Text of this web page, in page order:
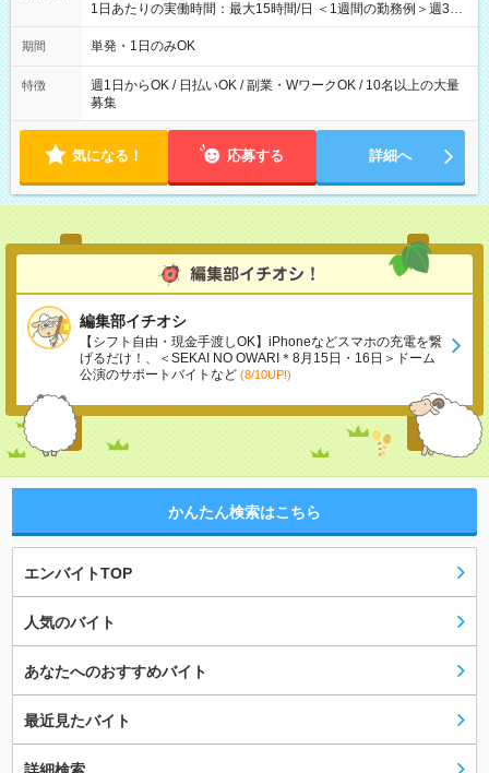
1日あたりの実働時間：最大15時間/日 ＜1週間の勤務例＞週3回
勤務 勤務：月・水・金 休み：火・木・土・日 好きな時にお仕事
可能です！ ※1日あたりの最大実働時間は日勤、夜勤共に勤務し
期間 単発・1日のみOK
特徴
週1日からOK / 日払いOK / 副業・WワークOK / 10名以上の大量
募集
気になる！ 応募する 詳細へ
編集部イチオシ
【シフト自由・現金手渡しOK】iPhoneなどスマホの充電を繋
げるだけ！、＜SEKAI NO OWARI＊8月15日・16日＞ドーム
公演のサポートバイトなど (8/10UP!)
かんたん検索はこちら
エンバイトTOP
人気のバイト
あなたへのおすすめバイト
最近見たバイト